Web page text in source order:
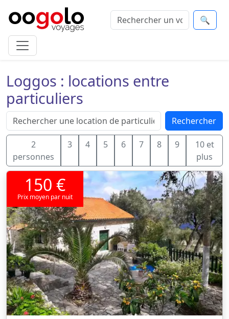
🔍
Loggos : locations entre
particuliers
Rechercher
2
personnes
3 4 5 6 7 8 9
10 et
plus
150 €
Prix moyen par nuit